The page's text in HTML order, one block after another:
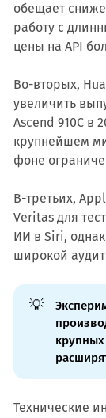
обещает
работу с
цены на API
Во-вторых,
увеличить
Ascend 910C в
крупнейшем
фоне
В-третьих,
Veritas для
ИИ в Siri,
широкой
💡
Технические